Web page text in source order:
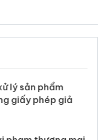
lý sản phẩm
giấy phép giả